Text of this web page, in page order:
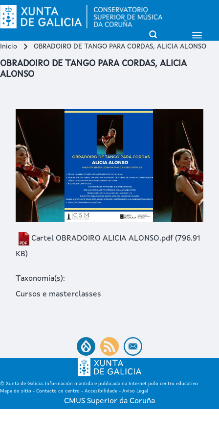
Buscar
Open Sidebar
Open Search Block
Inicio OBRADOIRO DE TANGO PARA CORDAS, ALICIA ALONSO
OBRADOIRO DE TANGO PARA CORDAS, ALICIA
ALONSO
Cartel OBRADOIRO ALICIA ALONSO.pdf (796.91
KB)
Taxonomía(s)
Cursos e masterclasses
© Xunta de Galicia. Información mantida e publicada na Internet polo centro educativo
Mapa do sitio - Contacto co centro - Accesibilidade - Aviso Legal
CMUS Superior da Coruña